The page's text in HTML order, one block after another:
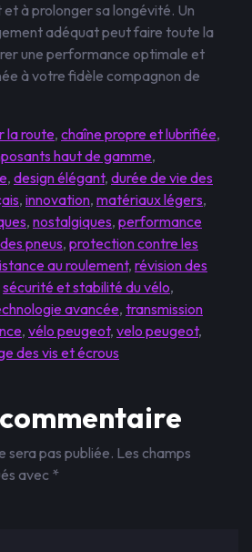
à prolonger sa longévité. Un
adéquat peut faire toute la
une performance optimale et
à votre fidèle compagnon de
la route, chaîne propre et lubrifiée,
haut de gamme,
, design élégant, durée de vie des
, innovation, matériaux légers,
, nostalgiques, performance
pneus, protection contre les
au roulement, révision des
sécurité et stabilité du vélo,
avancée, transmission
, vélo peugeot, velo peugeot,
des vis et écrous
sera pas publiée. Les champs
avec *